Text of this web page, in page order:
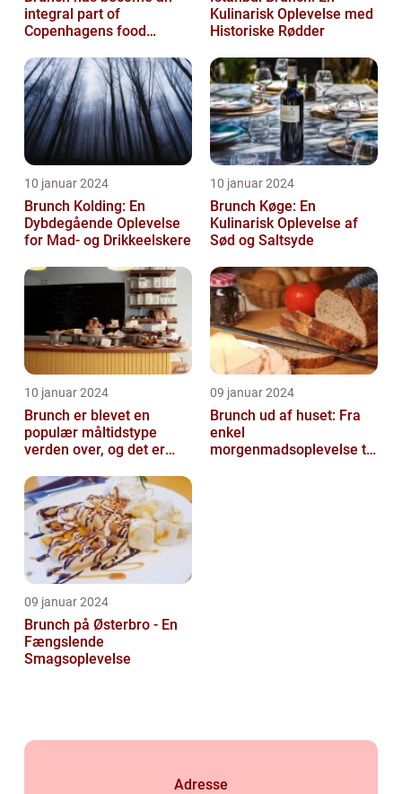
integral part of
Copenhagens food
restaurants and cafes ...
Kulinarisk Oplevelse med
Historiske Rødder
10 januar 2024
Brunch Kolding: En
Dybdegående Oplevelse
for Mad- og Drikkeelskere
10 januar 2024
Brunch Køge: En
Kulinarisk Oplevelse af
Sød og Saltsyde
10 januar 2024
Brunch er blevet en
populær måltidstype
verden over, og det er
Silkeborg
09 januar 2024
Brunch ud af huset: Fra
enkel
morgenmadsoplevelse til
09 januar 2024
Brunch på Østerbro - En
Fængslende
Smagsoplevelse
Adresse